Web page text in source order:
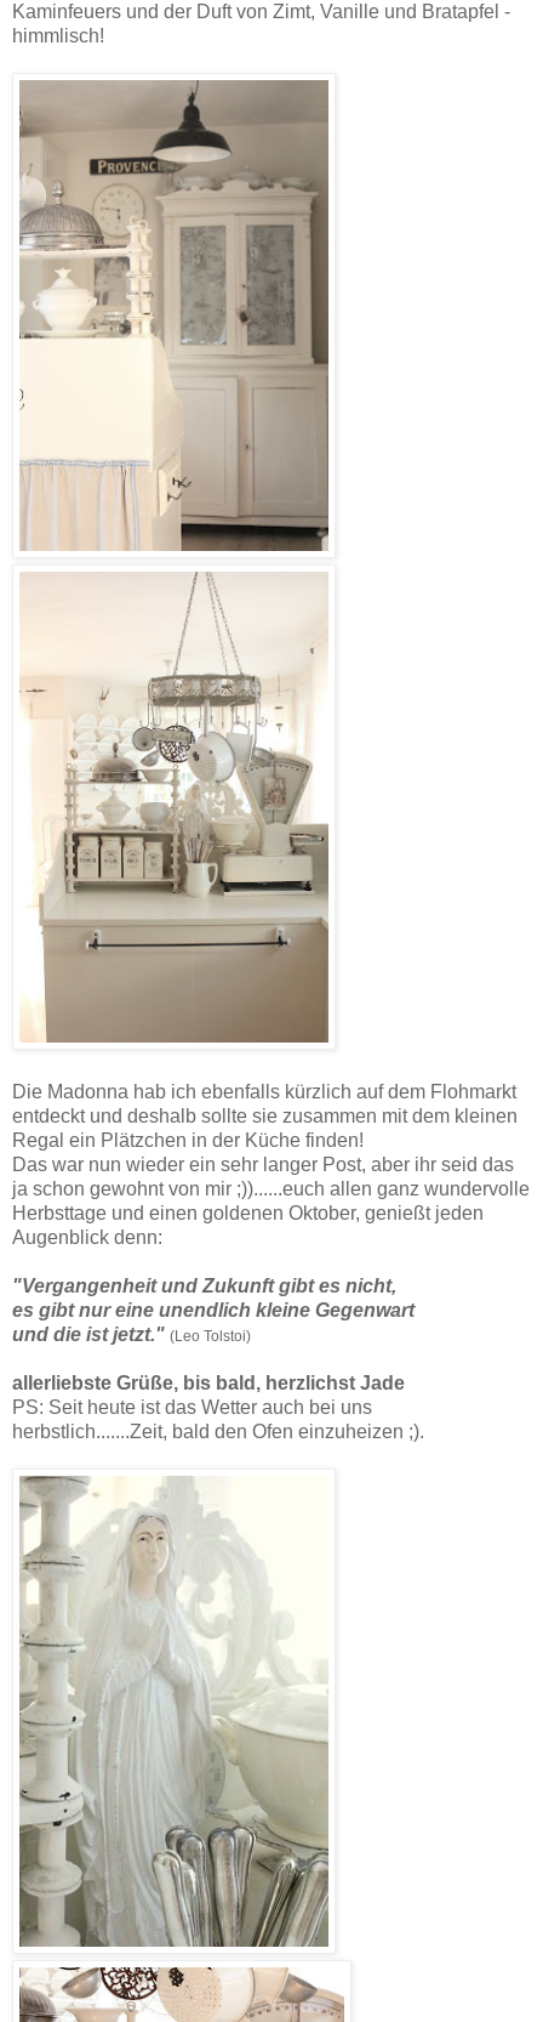
Kaminfeuers und der Duft von Zimt, Vanille und Bratapfel -
himmlisch!
Die Madonna hab ich ebenfalls kürzlich auf dem Flohmarkt
entdeckt und deshalb sollte sie zusammen mit dem kleinen
Regal ein Plätzchen in der Küche finden!
Das war nun wieder ein sehr langer Post, aber ihr seid das
ja schon gewohnt von mir ;))......euch allen ganz wundervolle
Herbsttage und einen goldenen Oktober, genießt jeden
Augenblick denn:
"Vergangenheit und Zukunft gibt es nicht,
es gibt nur eine unendlich kleine Gegenwart
und die ist jetzt." (Leo Tolstoi)
allerliebste Grüße, bis bald, herzlichst Jade
PS: Seit heute ist das Wetter auch bei uns
herbstlich.......Zeit, bald den Ofen einzuheizen ;).